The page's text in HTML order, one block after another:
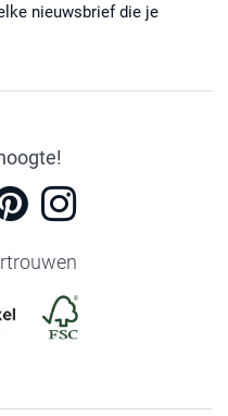
nieuwsbrief die je